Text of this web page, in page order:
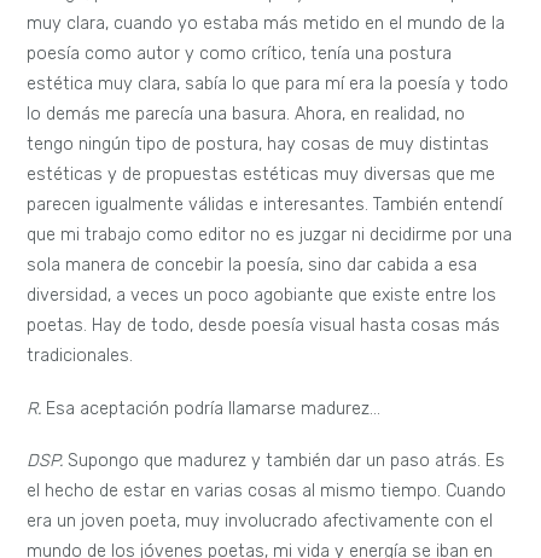
muy clara, cuando yo estaba más metido en el mundo de la
poesía como autor y como crítico, tenía una postura
estética muy clara, sabía lo que para mí era la poesía y todo
lo demás me parecía una basura. Ahora, en realidad, no
tengo ningún tipo de postura, hay cosas de muy distintas
estéticas y de propuestas estéticas muy diversas que me
parecen igualmente válidas e interesantes. También entendí
que mi trabajo como editor no es juzgar ni decidirme por una
sola manera de concebir la poesía, sino dar cabida a esa
diversidad, a veces un poco agobiante que existe entre los
poetas. Hay de todo, desde poesía visual hasta cosas más
tradicionales.
R. Esa aceptación podría llamarse madurez…
DSP.Supongo que madurez y también dar un paso atrás. Es
el hecho de estar en varias cosas al mismo tiempo. Cuando
era un joven poeta, muy involucrado afectivamente con el
mundo de los jóvenes poetas, mi vida y energía se iban en